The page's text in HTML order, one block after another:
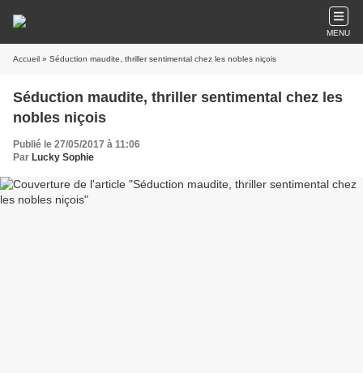
MENU
Accueil » Séduction maudite, thriller sentimental chez les nobles niçois
Séduction maudite, thriller sentimental chez les
nobles niçois
Publié le 27/05/2017 à 11:06
Par Lucky Sophie